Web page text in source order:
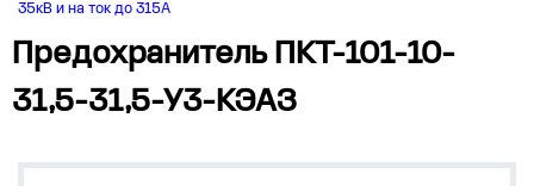
35кВ и на ток до 315А
Предохранитель ПКТ-101-10-
31,5-31,5-У3-КЭАЗ